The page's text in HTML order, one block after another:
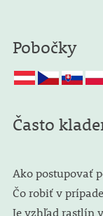
Pobočky
Často
Ako postupovať
Čo robiť v
Je vzhľad rastlín